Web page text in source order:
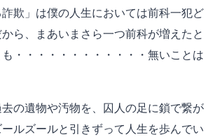
欺」は僕の人生においては前科一犯ど
ら、まあいまさら一つ前科が増えたと
・・・・・・・・・・・・無いことは
の遺物や汚物を、囚人の足に鎖で繋が
ルズールと引きずって人生を歩んでい